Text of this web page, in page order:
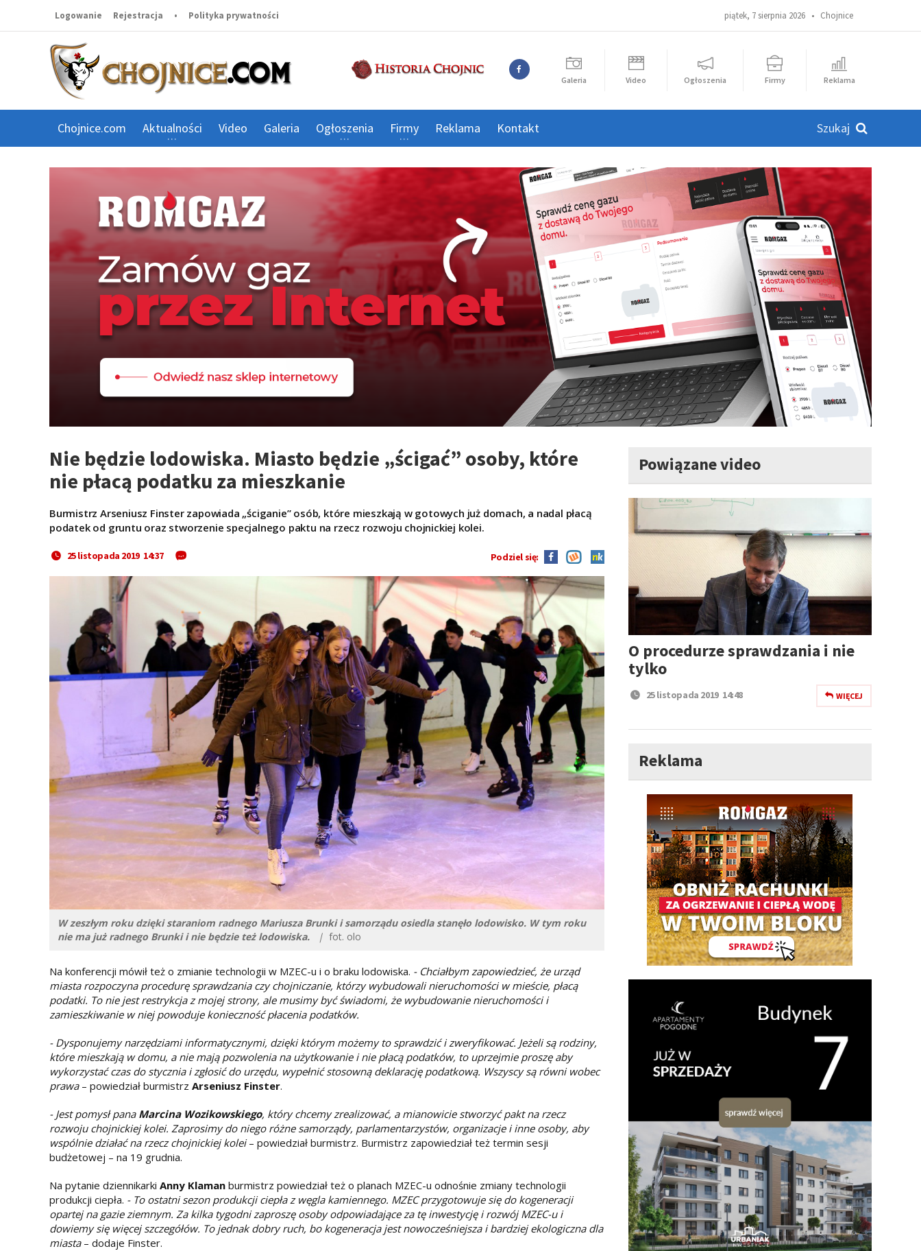
piątek, 7 sierpnia 2026 • Chojnice
Logowanie Rejestracja • Polityka prywatności
Galeria Video Ogłoszenia Firmy Reklama
Chojnice.com Aktualności Video Galeria Ogłoszenia Firmy Reklama Kontakt
Nie będzie lodowiska. Miasto będzie „ścigać” osoby, które
nie płacą podatku za mieszkanie
Burmistrz Arseniusz Finster zapowiada „ściganie” osób, które mieszkają w gotowych już domach, a nadal płacą
podatek od gruntu oraz stworzenie specjalnego paktu na rzecz rozwoju chojnickiej kolei.
25 listopada 2019 14:37 Podziel się:
W zeszłym roku dzięki staraniom radnego Mariusza Brunki i samorządu osiedla stanęło lodowisko. W tym roku
nie ma już radnego Brunki i nie będzie też lodowiska. | fot. olo
Na konferencji mówił też o zmianie technologii w MZEC-u i o braku lodowiska. - Chciałbym zapowiedzieć, że urząd
miasta rozpoczyna procedurę sprawdzania czy chojniczanie, którzy wybudowali nieruchomości w mieście, płacą
podatki. To nie jest restrykcja z mojej strony, ale musimy być świadomi, że wybudowanie nieruchomości i
zamieszkiwanie w niej powoduje konieczność płacenia podatków.
- Dysponujemy narzędziami informatycznymi, dzięki którym możemy to sprawdzić i zweryfikować. Jeżeli są rodziny,
które mieszkają w domu, a nie mają pozwolenia na użytkowanie i nie płacą podatków, to uprzejmie proszę aby
wykorzystać czas do stycznia i zgłosić do urzędu, wypełnić stosowną deklarację podatkową. Wszyscy są równi wobec
prawa – powiedział burmistrz Arseniusz Finster.
- Jest pomysł panaMarcina Wozikowskiego, który chcemy zrealizować, a mianowicie stworzyć pakt na rzecz
rozwoju chojnickiej kolei. Zaprosimy do niego różne samorządy, parlamentarzystów, organizacje i inne osoby, aby
wspólnie działać na rzecz chojnickiej kolei– powiedział burmistrz. Burmistrz zapowiedział też termin sesji
budżetowej – na 19 grudnia.
Na pytanie dziennikarki Anny Klaman burmistrz powiedział też o planach MZEC-u odnośnie zmiany technologii
produkcji ciepła. - To ostatni sezon produkcji ciepła z węgla kamiennego. MZEC przygotowuje się do kogeneracji
opartej na gazie ziemnym. Za kilka tygodni zaproszę osoby odpowiadające za tę inwestycję i rozwój MZEC-u i
dowiemy się więcej szczegółów. To jednak dobry ruch, bo kogeneracja jest nowocześniejsza i bardziej ekologiczna dla
miasta – dodaje Finster.
Powiązane video
O procedurze sprawdzania i nie
tylko
25 listopada 2019 14:48 WIĘCEJ
Reklama